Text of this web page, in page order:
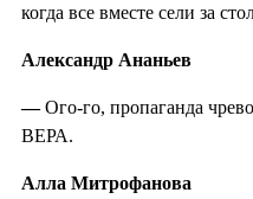
когда все вместе сели за
Александр Ананьев
—Ого-го, пропаганда
ВЕРА.
Алла Митрофанова